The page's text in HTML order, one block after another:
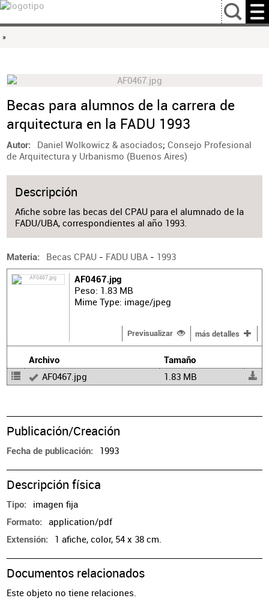
…
»
Becas para alumnos de la carrera de
arquitectura en la FADU 1993
Autor Daniel Wolkowicz & asociados; Consejo Profesional
de Arquitectura y Urbanismo (Buenos Aires)
Descripción
Afiche sobre las becas del CPAU para el alumnado de la
FADU/UBA, correspondientes al año 1993.
Materia Becas CPAU - FADU UBA - 1993
AF0467.jpg
Peso: 1.83 MB
Mime Type: image/jpeg
Previsualizar más detalles
Archivo Tamaño
AF0467.jpg 1.83 MB
Publicación/Creación
Fecha de publicación 1993
Descripción física
Tipo imagen fija
Formato application/pdf
Extensión 1 afiche, color, 54 x 38 cm.
Documentos relacionados
Este objeto no tiene relaciones.